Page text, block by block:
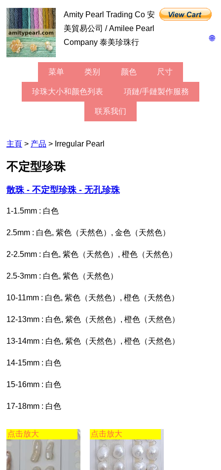
🌐
Amity Pearl Trading Co 安
美貿易公司 / Amilee Pearl
Company 泰美珍珠行
菜单 类别 颜色 尺寸
珍珠大小和颜色列表 項鏈/手鏈製作服務
联系我们
主頁 > 产品 > Irregular Pearl
不定型珍珠
散珠 - 不定型珍珠 - 无孔珍珠
1-1.5mm : 白色
2.5mm : 白色, 紫色（天然色）, 金色（天然色）
2-2.5mm : 白色, 紫色（天然色）, 橙色（天然色）
2.5-3mm : 白色, 紫色（天然色）
10-11mm : 白色, 紫色（天然色）, 橙色（天然色）
12-13mm : 白色, 紫色（天然色）, 橙色（天然色）
13-14mm : 白色, 紫色（天然色）, 橙色（天然色）
14-15mm : 白色
15-16mm : 白色
17-18mm : 白色
点击放大 点击放大